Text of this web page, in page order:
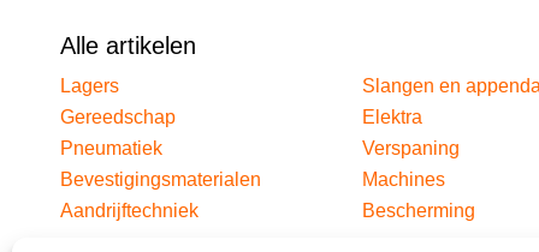
Alle artikelen
Lagers
Gereedschap
Pneumatiek
Bevestigingsmaterialen
Aandrijftechniek
Slangen en
Elektra
Verspaning
Machines
Bescherming